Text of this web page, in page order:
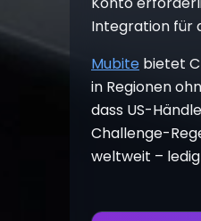
Integration für
Mubite bietet
in Regionen
dass US-
Challenge-
weltweit –